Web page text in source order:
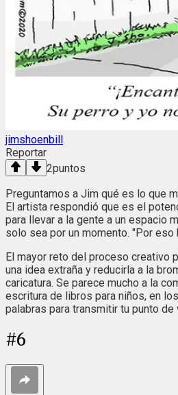
jimshoenbill
Reportar
2puntos
Preguntamos a Jim qué es lo que
El artista respondió que es el
para llevar a la gente a un espacio
solo sea por un momento. "Por eso
El mayor reto del proceso creativo
una idea extraña y reducirla a la
caricatura. Se parece mucho a la
escritura de libros para niños, en
palabras para transmitir tu punto de
#6